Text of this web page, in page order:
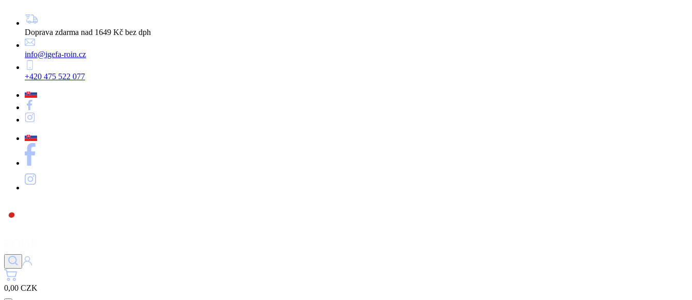
Doprava zdarma nad 1649 Kč bez dph
info@igefa-roin.cz
+420 475 522 077
0,00 CZK